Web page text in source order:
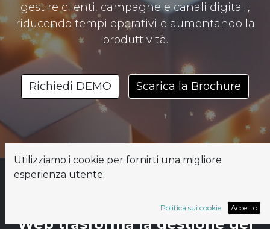
gestire clienti, campagne e canali digitali,
riducendo tempi operativi e aumentando la
produttività.
Richiedi DEMO Scarica la Brochure
Il pacchetto Rapsodoo Lead &
Web trasforma la gestione dei
Utilizziamo i cookie per fornirti una migliore
esperienza utente.
Politica sui cookie Accetto